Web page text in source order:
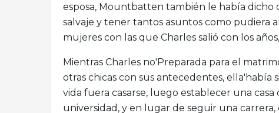
esposa, Mountbatten también le había
salvaje y tener tantos asuntos como pudiera
mujeres con las que Charles salió con los
Mientras Charles no'Preparada para el
otras chicas con sus antecedentes, ella'había
vida fuera casarse, luego establecer una casa
universidad, y en lugar de seguir una